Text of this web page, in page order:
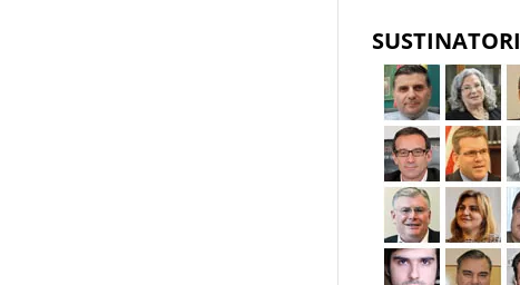
SUSTINATORI